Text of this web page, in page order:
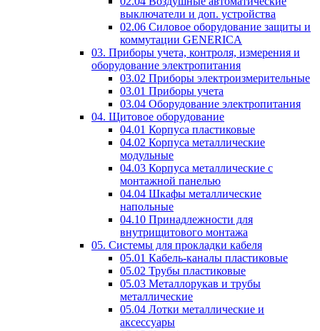
выключатели и доп. устройства
02.06 Силовое оборудование защиты и
коммутации GENERICA
03. Приборы учета, контроля, измерения и
оборудование электропитания
03.02 Приборы электроизмерительные
03.01 Приборы учета
03.04 Оборудование электропитания
04. Щитовое оборудование
04.01 Корпуса пластиковые
04.02 Корпуса металлические
модульные
04.03 Корпуса металлические с
монтажной панелью
04.04 Шкафы металлические
напольные
04.10 Принадлежности для
внутрищитового монтажа
05. Системы для прокладки кабеля
05.01 Кабель-каналы пластиковые
05.02 Трубы пластиковые
05.03 Металлорукав и трубы
металлические
05.04 Лотки металлические и
аксессуары